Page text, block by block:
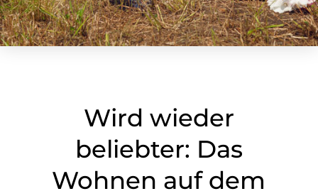
Wird wieder
beliebter: Das
Wohnen auf dem